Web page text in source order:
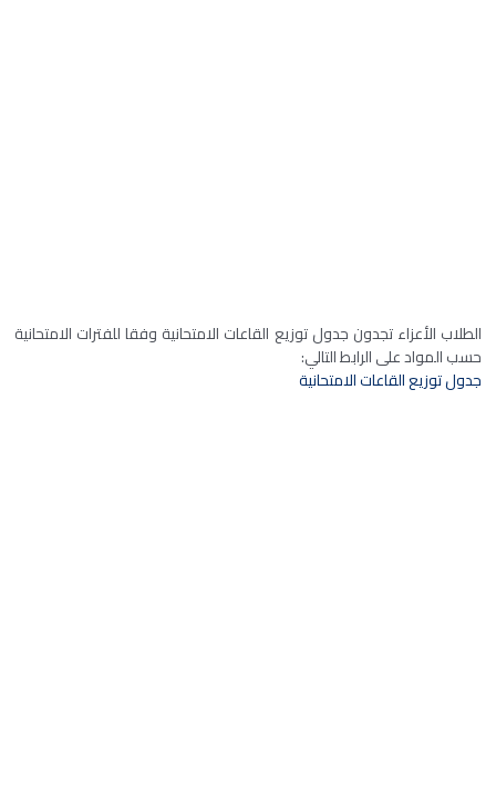
الطلاب الأعزاء تجدون جدول توزيع القاعات الامتحانية وفقا للفترات الامتحانية
حسب المواد على الرابط التالي:
جدول توزيع القاعات الامتحانية